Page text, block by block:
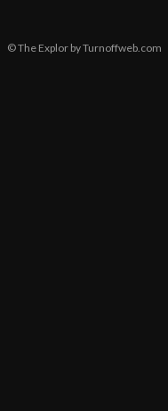
© The Explor by Turnoffweb.com